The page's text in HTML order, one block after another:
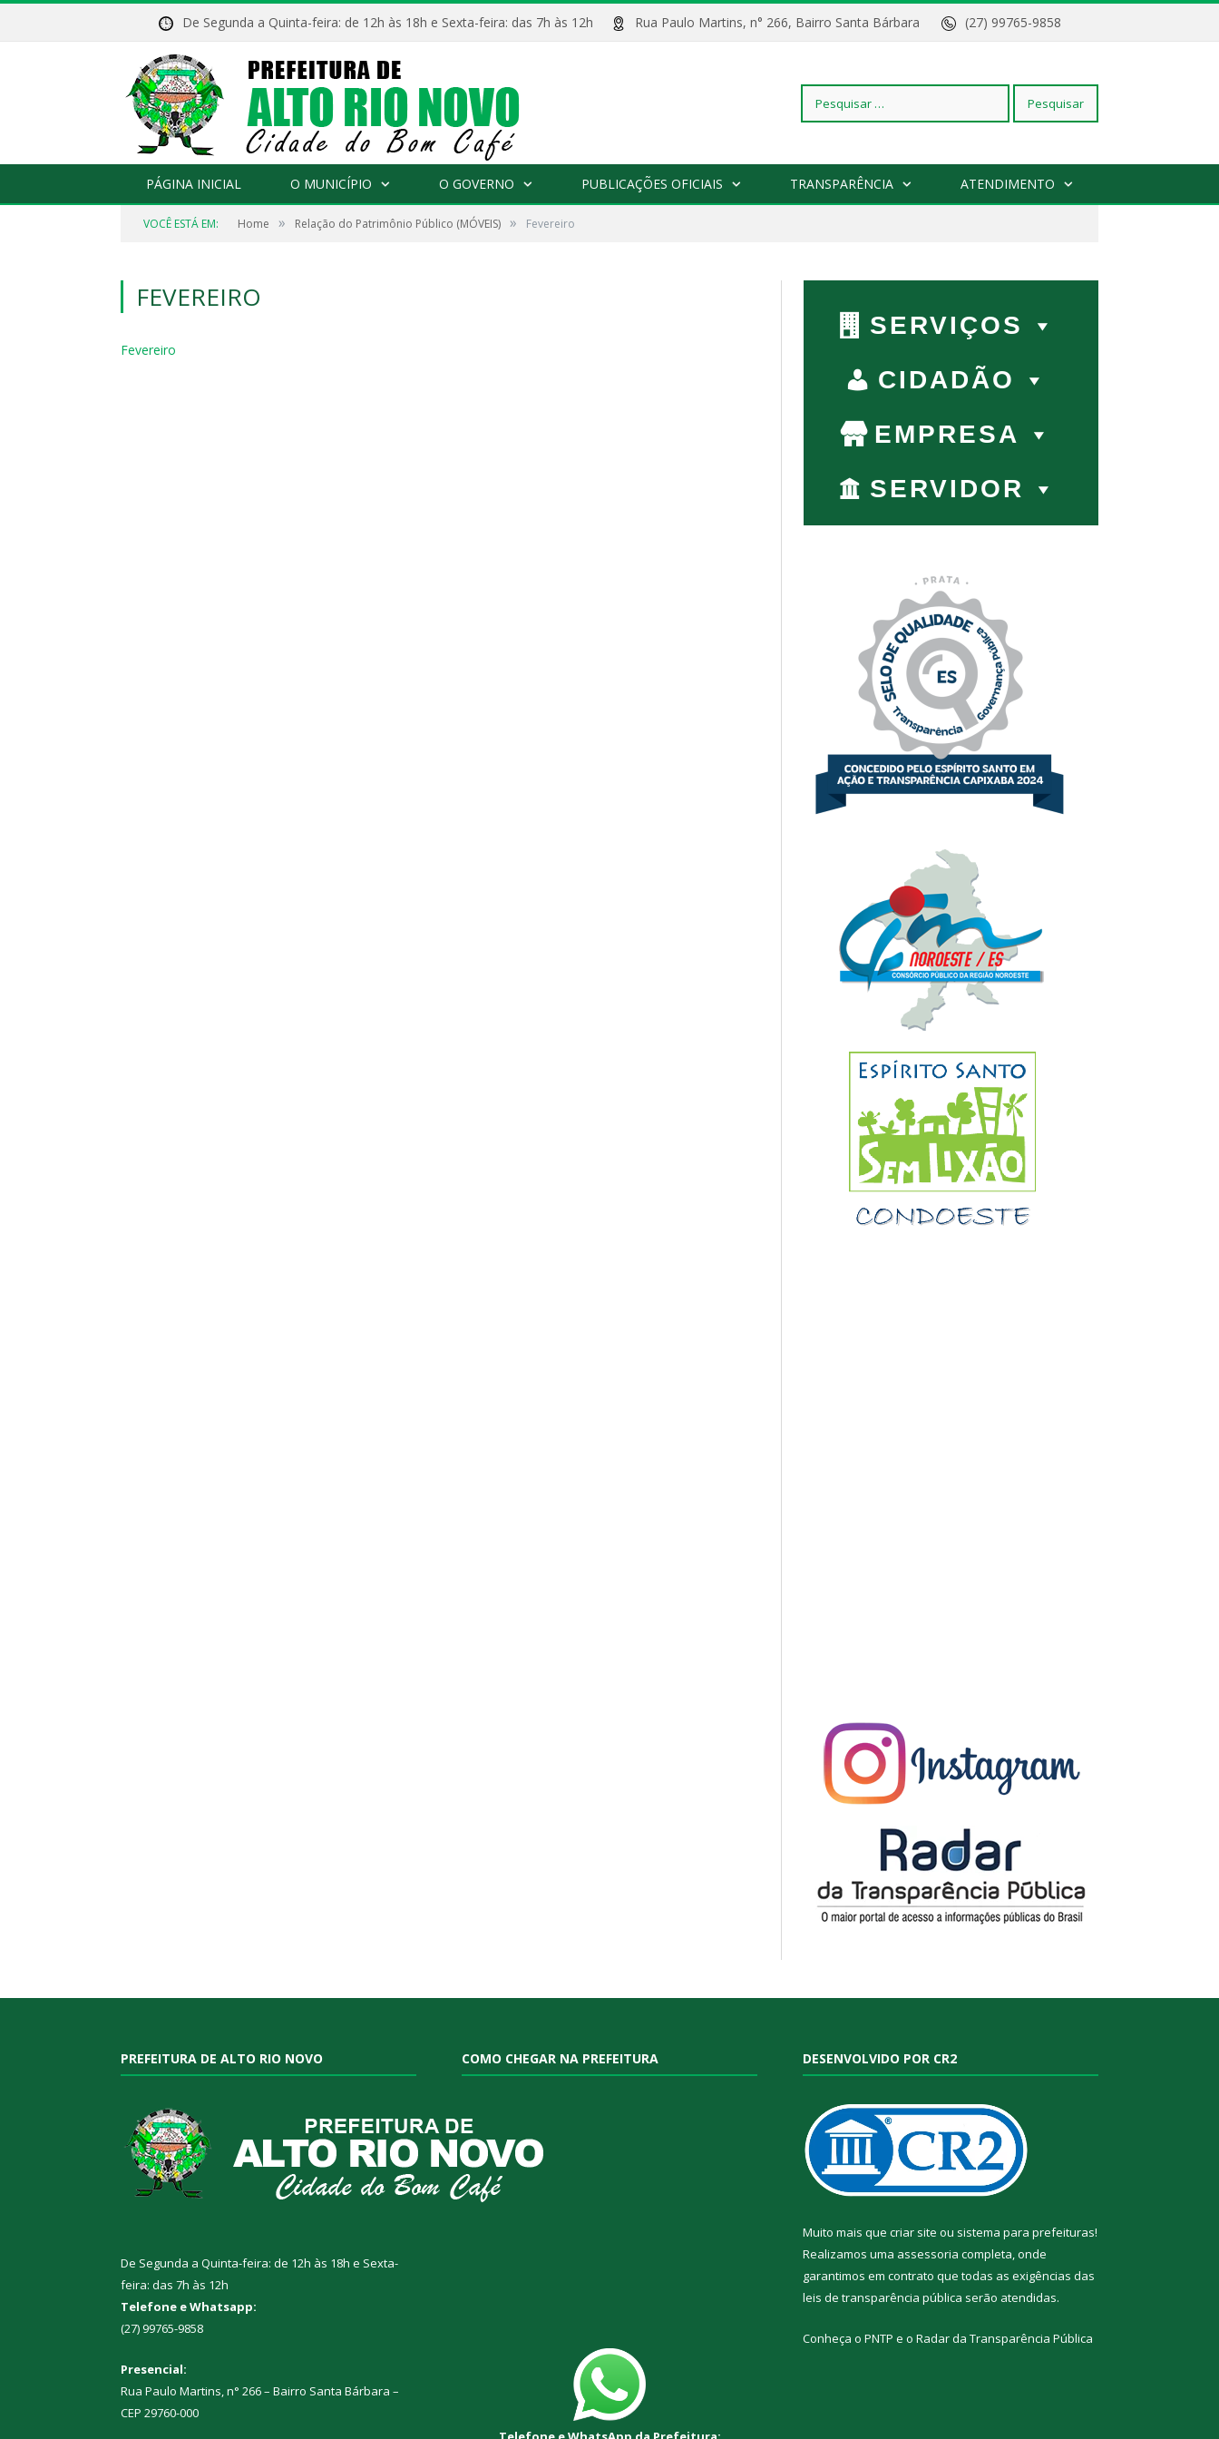
De Segunda a Quinta-feira: de 12h às 18h e Sexta-feira: das 7h às 12h Rua Paulo Martins, n° 266, Bairro Santa Bárbara (27) 99765-9858
Pesquisar
PÁGINA INICIAL O MUNICÍPIO O GOVERNO PUBLICAÇÕES OFICIAIS TRANSPARÊNCIA ATENDIMENTO
VOCÊ ESTÁ EM: Home » Relação do Patrimônio Público (MÓVEIS) » Fevereiro
FEVEREIRO
Fevereiro
SERVIÇOS
CIDADÃO
EMPRESA
SERVIDOR
PREFEITURA DE ALTO RIO NOVO
De Segunda a Quinta-feira: de 12h às 18h e Sexta-
feira: das 7h às 12h
Telefone e Whatsapp:
(27) 99765-9858
Presencial:
Rua Paulo Martins, n° 266 – Bairro Santa Bárbara –
CEP 29760-000
COMO CHEGAR NA PREFEITURA DESENVOLVIDO POR CR2
Muito mais que criar site ou sistema para prefeituras!
Realizamos uma assessoria completa, onde
garantimos em contrato que todas as exigências das
leis de transparência pública serão atendidas.
Conheça o PNTP e o Radar da Transparência Pública